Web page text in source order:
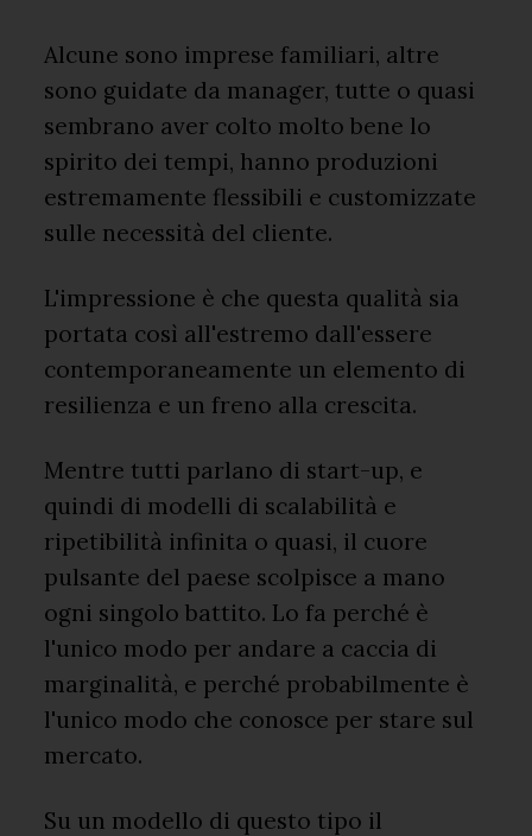
Alcune sono imprese familiari, altre
sono guidate da manager, tutte o quasi
sembrano aver colto molto bene lo
spirito dei tempi, hanno produzioni
estremamente flessibili e customizzate
sulle necessità del cliente.
L'impressione è che questa qualità sia
portata così all'estremo dall'essere
contemporaneamente un elemento di
resilienza e un freno alla crescita.
Mentre tutti parlano di start-up, e
quindi di modelli di scalabilità e
ripetibilità infinita o quasi, il cuore
pulsante del paese scolpisce a mano
ogni singolo battito. Lo fa perché è
l'unico modo per andare a caccia di
marginalità, e perché probabilmente è
l'unico modo che conosce per stare sul
mercato.
Su un modello di questo tipo il